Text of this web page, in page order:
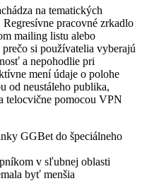
na tematických
pracovné zrkadlo
mailing listu alebo
si používatelia vyberajú
a nepohodlie pri
mení údaje o polohe
od neustáleho publika,
telocvične pomocou VPN
GGBet do špeciálneho
v sľubnej oblasti
byť menšia